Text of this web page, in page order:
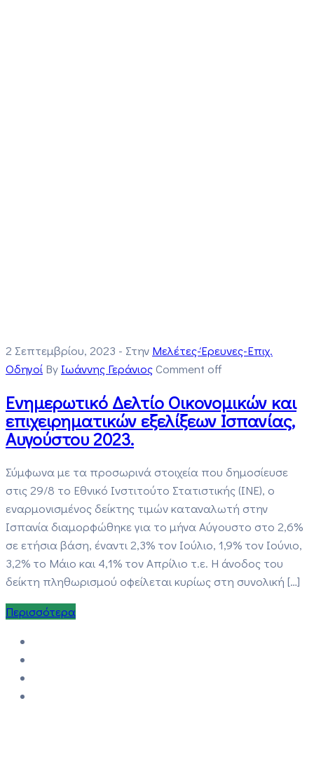
2 Σεπτεμβρίου, 2023 - Στην Μελέτες-Έρευνες-Επιχ.
Οδηγοί By Ιωάννης ΓεράνιοςComment off
Ενημερωτικό Δελτίο Οικονομικών και
επιχειρηματικών εξελίξεων Ισπανίας,
Αυγούστου 2023.
Σύμφωνα με τα προσωρινά στοιχεία που δημοσίευσε
στις 29/8 το Εθνικό Ινστιτούτο Στατιστικής (INE), ο
εναρμονισμένος δείκτης τιμών καταναλωτή στην
Ισπανία διαμορφώθηκε για το μήνα Αύγουστο στο 2,6%
σε ετήσια βάση, έναντι 2,3% τον Ιούλιο, 1,9% τον Ιούνιο,
3,2% το Μάιο και 4,1% τον Απρίλιο τ.ε. Η άνοδος του
δείκτη πληθωρισμού οφείλεται κυρίως στη συνολική […]
Περισσότερα